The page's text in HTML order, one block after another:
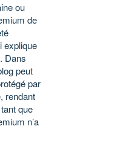
ou
de
explique
Dans
peut
par
rendant
que
n’a